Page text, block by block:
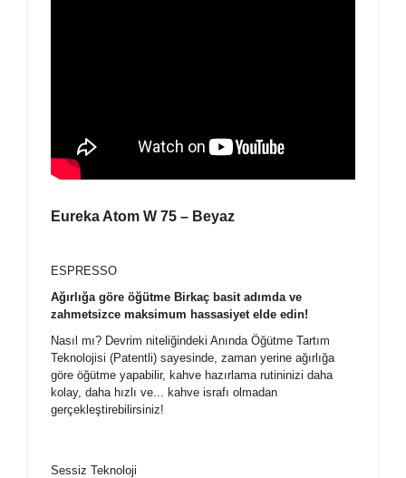
Eureka Atom W 75 – Beyaz
ESPRESSO
Ağırlığa göre öğütme Birkaç basit adımda ve
zahmetsizce maksimum hassasiyet elde edin!
Nasıl mı? Devrim niteliğindeki Anında Öğütme Tartım
Teknolojisi (Patentli) sayesinde, zaman yerine ağırlığa
göre öğütme yapabilir, kahve hazırlama rutininizi daha
kolay, daha hızlı ve... kahve israfı olmadan
gerçekleştirebilirsiniz!
Sessiz Teknoloji